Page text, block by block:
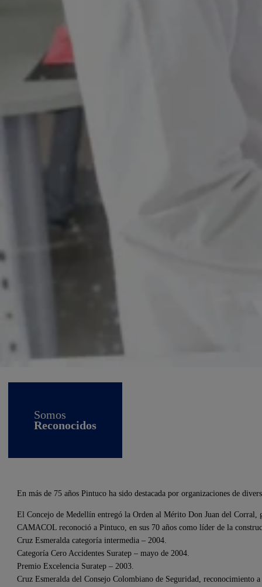
Somos
Reconocidos
En más de 75 años Pintuco ha sido destacada por organizaciones de
El Concejo de Medellín entregó la Orden al Mérito Don Juan del Corral,
CAMACOL reconoció a Pintuco, en sus 70 años como líder de la
Cruz Esmeralda categoría intermedia – 2004.
Categoría Cero Accidentes Suratep – mayo de 2004.
Premio Excelencia Suratep – 2003.
Cruz Esmeralda del Consejo Colombiano de Seguridad, reconocimiento